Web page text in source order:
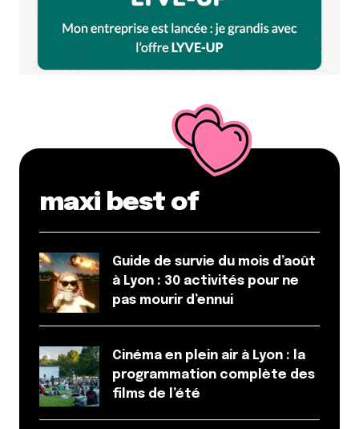
maxi best of
Guide de survie du mois d’août
à Lyon : 30 activités pour ne
pas mourir d’ennui
Cinéma en plein air à Lyon : la
programmation complète des
films de l’été